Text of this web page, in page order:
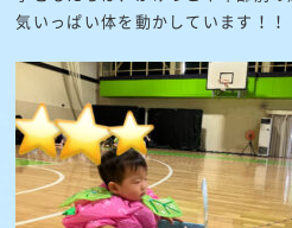
気いっぱい体を動かしています！！